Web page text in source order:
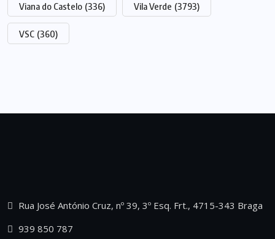
Viana do Castelo (336) Vila Verde (3793)
VSC (360)
Rua José António Cruz, nº 39, 3º Esq. Frt., 4715-343 Braga
939 850 787